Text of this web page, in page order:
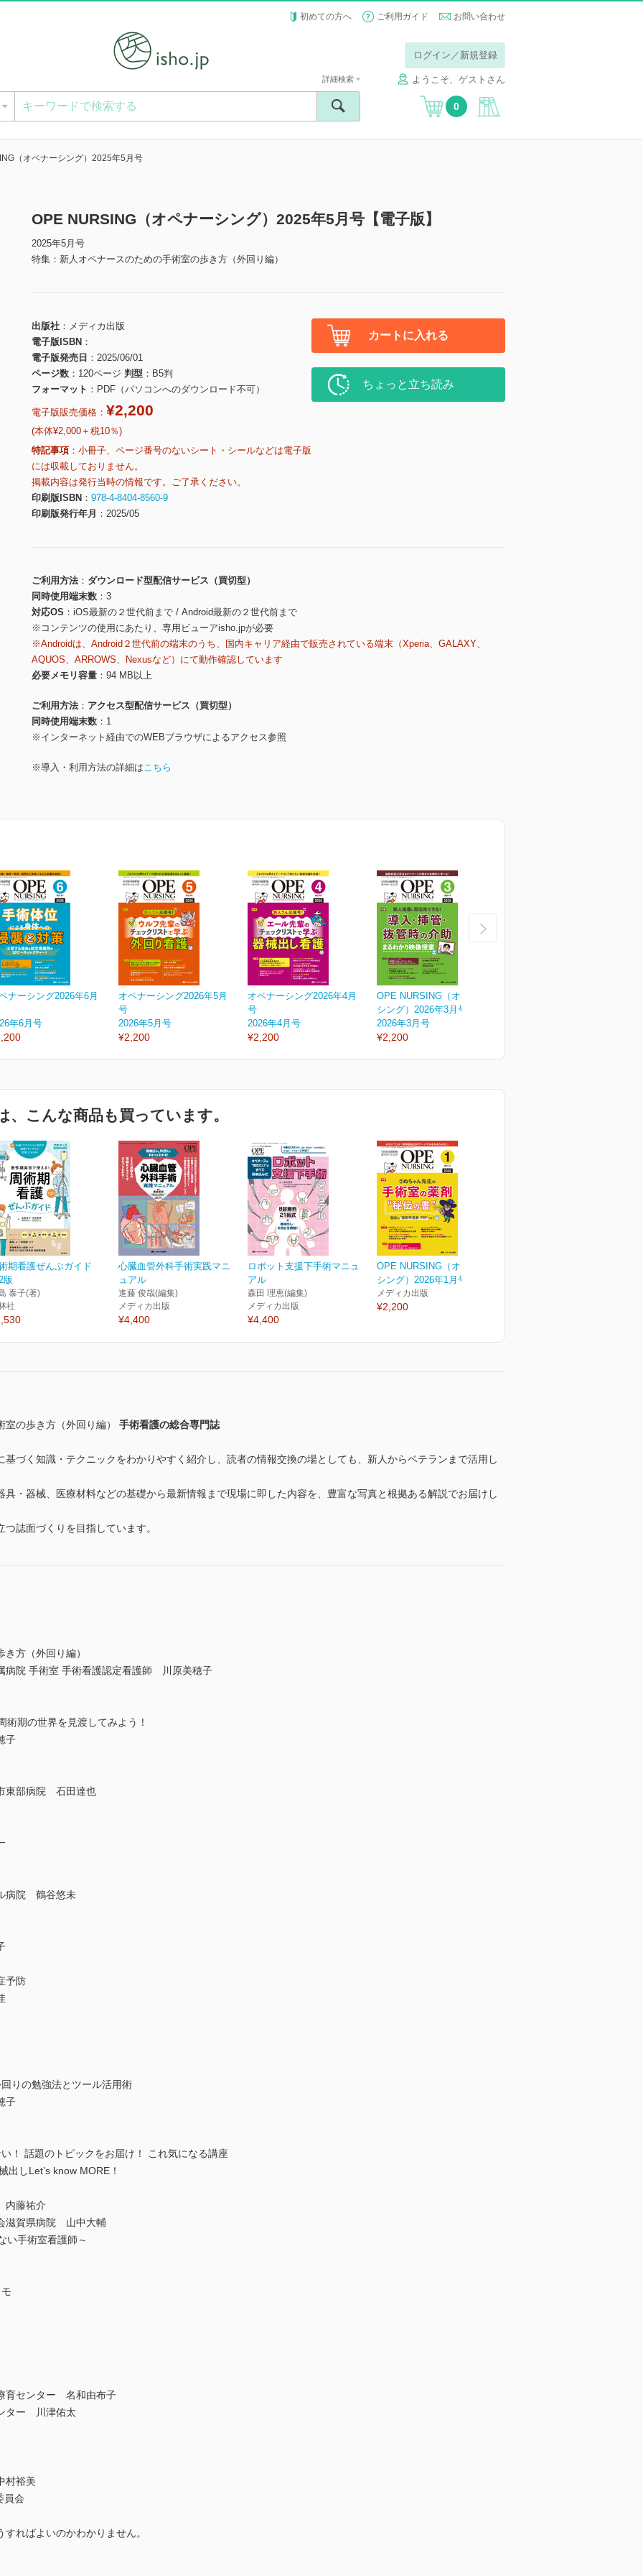
初めての方へ ご利用ガイド お問い合わせ
ログイン／新規登録
ようこそ、ゲストさん
詳細検索
0
（オペナーシング）2025年5月号
OPE NURSING（オペナーシング）2025年5月号【電子版】
2025年5月号
特集：新人オペナースのための手術室の歩き方（外回り編）
出版社
メディカ出版
電子版ISBN
電子版発売日
2025/06/01
ページ数
120ページ 判型
B5判
フォーマット
PDF（パソコンへのダウンロード不可）
電子版販売価格： ¥2,200
(本体¥2,000＋税10％)
特記事項
小冊子、ページ番号のないシート・シールなどは電子版
には収載しておりません。
掲載内容は発行当時の情報です。ご了承ください。
印刷版ISBN
978-4-8404-8560-9
印刷版発行年月
2025/05
カートに入れる
ちょっと立ち読み
ご利用方法
ダウンロード型配信サービス（買切型）
同時使用端末数
3
対応OS
iOS最新の２世代前まで / Android最新の２世代前まで
※コンテンツの使用にあたり、専用ビューアisho.jpが必要
※Androidは、Android２世代前の端末のうち、国内キャリア経由で販売されている端末（Xperia、GALAXY、
AQUOS、ARROWS、Nexusなど）にて動作確認しています
必要メモリ容量
94 MB以上
ご利用方法
アクセス型配信サービス（買切型）
同時使用端末数
1
※インターネット経由でのWEBブラウザによるアクセス参照
※導入・利用方法の詳細はこちら
ナーシング2026年6月
年6月号
オペナーシング2026年5月
号
2026年5月号
¥2,200
オペナーシング2026年4月
号
2026年4月号
¥2,200
OPE NURSING（オペナー
シング）2026年3月号
2026年3月号
¥2,200
、こんな商品も買っています。
期看護ぜんぶガイド
版
泰子(著)
社
心臓血管外科手術実践マニ
ュアル
進藤 俊哉(編集)
メディカ出版
¥4,400
ロボット支援下手術マニュ
アル
森田 理恵(編集)
メディカ出版
¥4,400
OPE NURSING（オペナー
シング）2026年1月号
メディカ出版
¥2,200
の歩き方（外回り編） 手術看護の総合専門誌
づく知識・テクニックをわかりやすく紹介し、読者の情報交換の場としても、新人からベテランまで活用し
・器械、医療材料などの基礎から最新情報まで現場に即した内容を、豊富な写真と根拠ある解説でお届けし
誌面づくりを目指しています。
方（外回り編）
院 手術室 手術看護認定看護師 川原美穂子
期の世界を見渡してみよう！
子
東部病院 石田達也
病院 鶴谷悠未
予防
りの勉強法とツール活用術
子
！ 話題のトピックをお届け！ これ気になる講座
出しLet’s know MORE！
内藤祐介
滋賀県病院 山中大輔
い手術室看護師～
育センター 名和由布子
ター 川津佑太
村裕美
員会
ればよいのかわかりません。